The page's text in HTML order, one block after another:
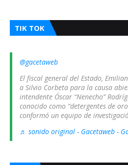
TIK TOK
@gacetaweb
El fiscal general del Estado,
a Silvio Corbeta para la causa
intendente Óscar “Nenecho”
conocido como “detergentes de
conformó un equipo de
♬ sonido original - Gacetaweb -